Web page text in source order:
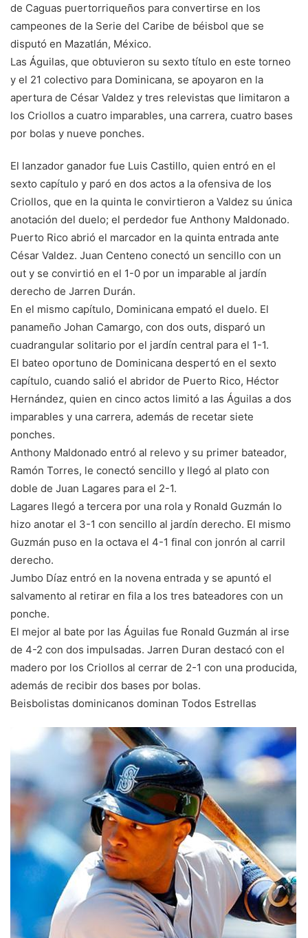
de Caguas puertorriqueños para convertirse en los
campeones de la Serie del Caribe de béisbol que se
disputó en Mazatlán, México.
Las Águilas, que obtuvieron su sexto título en este torneo
y el 21 colectivo para Dominicana, se apoyaron en la
apertura de César Valdez y tres relevistas que limitaron a
los Criollos a cuatro imparables, una carrera, cuatro bases
por bolas y nueve ponches.
El lanzador ganador fue Luis Castillo, quien entró en el
sexto capítulo y paró en dos actos a la ofensiva de los
Criollos, que en la quinta le convirtieron a Valdez su única
anotación del duelo; el perdedor fue Anthony Maldonado.
Puerto Rico abrió el marcador en la quinta entrada ante
César Valdez. Juan Centeno conectó un sencillo con un
out y se convirtió en el 1-0 por un imparable al jardín
derecho de Jarren Durán.
En el mismo capítulo, Dominicana empató el duelo. El
panameño Johan Camargo, con dos outs, disparó un
cuadrangular solitario por el jardín central para el 1-1.
El bateo oportuno de Dominicana despertó en el sexto
capítulo, cuando salió el abridor de Puerto Rico, Héctor
Hernández, quien en cinco actos limitó a las Águilas a dos
imparables y una carrera, además de recetar siete
ponches.
Anthony Maldonado entró al relevo y su primer bateador,
Ramón Torres, le conectó sencillo y llegó al plato con
doble de Juan Lagares para el 2-1.
Lagares llegó a tercera por una rola y Ronald Guzmán lo
hizo anotar el 3-1 con sencillo al jardín derecho. El mismo
Guzmán puso en la octava el 4-1 final con jonrón al carril
derecho.
Jumbo Díaz entró en la novena entrada y se apuntó el
salvamento al retirar en fila a los tres bateadores con un
ponche.
El mejor al bate por las Águilas fue Ronald Guzmán al irse
de 4-2 con dos impulsadas. Jarren Duran destacó con el
madero por los Criollos al cerrar de 2-1 con una producida,
además de recibir dos bases por bolas.
Beisbolistas dominicanos dominan Todos Estrellas